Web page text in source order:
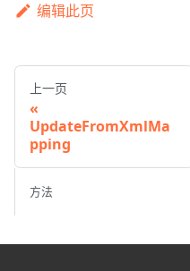
编辑此页
上一页
UpdateFromXmlMa
pping
方法